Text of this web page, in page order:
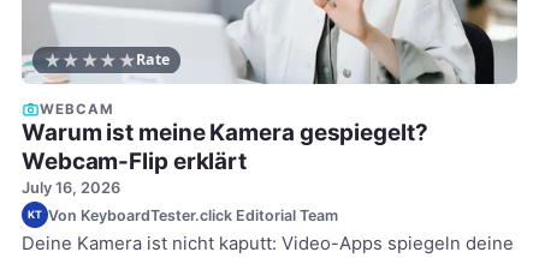
★★ ★★ ★Rate
WEBCAM
Warum ist meine Kamera gespiegelt?
Webcam-Flip erklärt
July 16, 2026
KT Von KeyboardTester.click Editorial Team
Deine Kamera ist nicht kaputt: Video-Apps spiegeln deine